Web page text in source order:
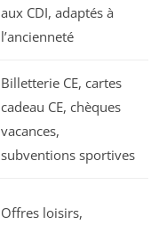
aux CDI, adaptés à
l’ancienneté
Billetterie CE, cartes
cadeau CE, chèques
vacances,
subventions sportives
Offres loisirs,